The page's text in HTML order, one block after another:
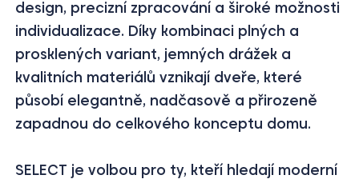
design, precizní zpracování a široké možnosti
individualizace. Díky kombinaci plných a
prosklených variant, jemných drážek a
kvalitních materiálů vznikají dveře, které
působí elegantně, nadčasově a přirozeně
zapadnou do celkového konceptu domu.
SELECT je volbou pro ty, kteří hledají moderní